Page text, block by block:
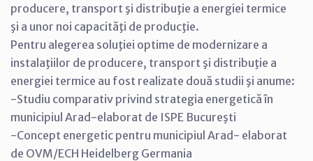
producere, transport şi distribuţie a energiei termice
şi a unor noi capacităţi de producţie.
Pentru alegerea soluţiei optime de modernizare a
instalaţiilor de producere, transport şi distribuţie a
energiei termice au fost realizate două studii şi anume:
-Studiu comparativ privind strategia energetică în
municipiul Arad-elaborat de ISPE Bucureşti
-Concept energetic pentru municipiul Arad- elaborat
de OVM/ECH Heidelberg Germania